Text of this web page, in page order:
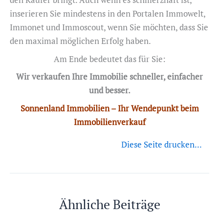
inserieren Sie mindestens in den Portalen Immowelt,
Immonet und Immoscout, wenn Sie möchten, dass Sie
den maximal möglichen Erfolg haben.
Am Ende bedeutet das für Sie:
Wir verkaufen Ihre Immobilie schneller, einfacher
und besser.
Sonnenland Immobilien – Ihr Wendepunkt beim
Immobilienverkauf
Diese Seite drucken...
Ähnliche Beiträge